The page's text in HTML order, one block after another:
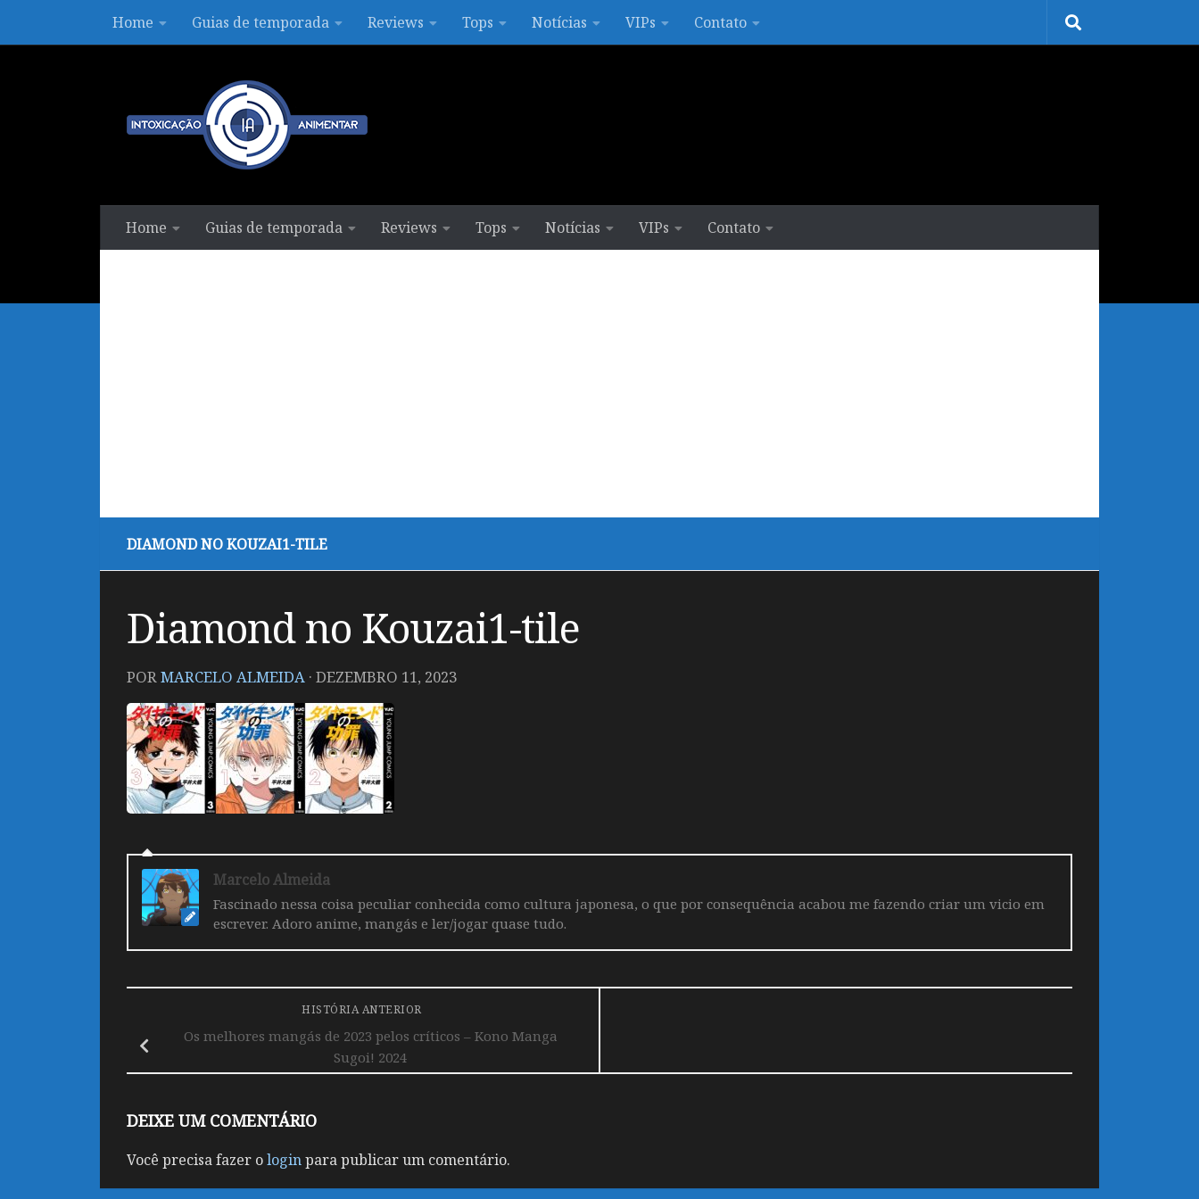
Skip to contentHome Guias de temporada Reviews Tops Notícias VIPs Contato
Home Guias de temporada Reviews Tops Notícias VIPs Contato
DIAMOND NO KOUZAI1-TILE
Diamond no Kouzai1-tile
PORMARCELO ALMEIDA · DEZEMBRO 11, 2023
Marcelo Almeida
Fascinado nessa coisa peculiar conhecida como cultura japonesa, o que por consequência acabou me fazendo criar um vicio em
escrever. Adoro anime, mangás e ler/jogar quase tudo.
HISTÓRIA ANTERIOR
Os melhores mangás de 2023 pelos críticos – Kono Manga
Sugoi! 2024
DEIXE UM COMENTÁRIO
Você precisa fazer ologinpara publicar um comentário.